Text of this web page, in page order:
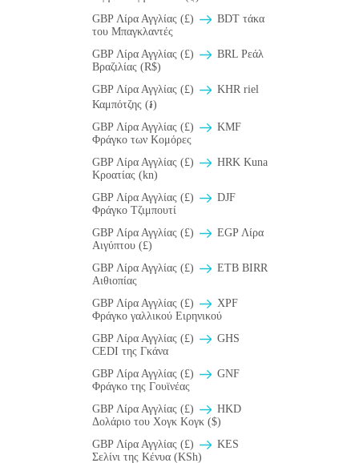
GBP Λίρα Αγγλίας (£)
BDT τάκα
του Μπαγκλαντές
GBP Λίρα Αγγλίας (£)
BRL Ρεάλ
Βραζιλίας (R$)
GBP Λίρα Αγγλίας (£)
KHR riel
Καμπότζης (៛)
GBP Λίρα Αγγλίας (£)
KMF
Φράγκο των Κομόρες
GBP Λίρα Αγγλίας (£)
HRK Kuna
Κροατίας (kn)
GBP Λίρα Αγγλίας (£)
DJF
Φράγκο Τζιμπουτί
GBP Λίρα Αγγλίας (£)
EGP Λίρα
Αιγύπτου (£)
GBP Λίρα Αγγλίας (£)
ETB BIRR
Αιθιοπίας
GBP Λίρα Αγγλίας (£)
XPF
Φράγκο γαλλικού Ειρηνικού
GBP Λίρα Αγγλίας (£)
GHS
CEDI της Γκάνα
GBP Λίρα Αγγλίας (£)
GNF
Φράγκο της Γουϊνέας
GBP Λίρα Αγγλίας (£)
HKD
Δολάριο του Χογκ Κογκ ($)
GBP Λίρα Αγγλίας (£)
KES
Σελίνι της Κένυα (KSh)